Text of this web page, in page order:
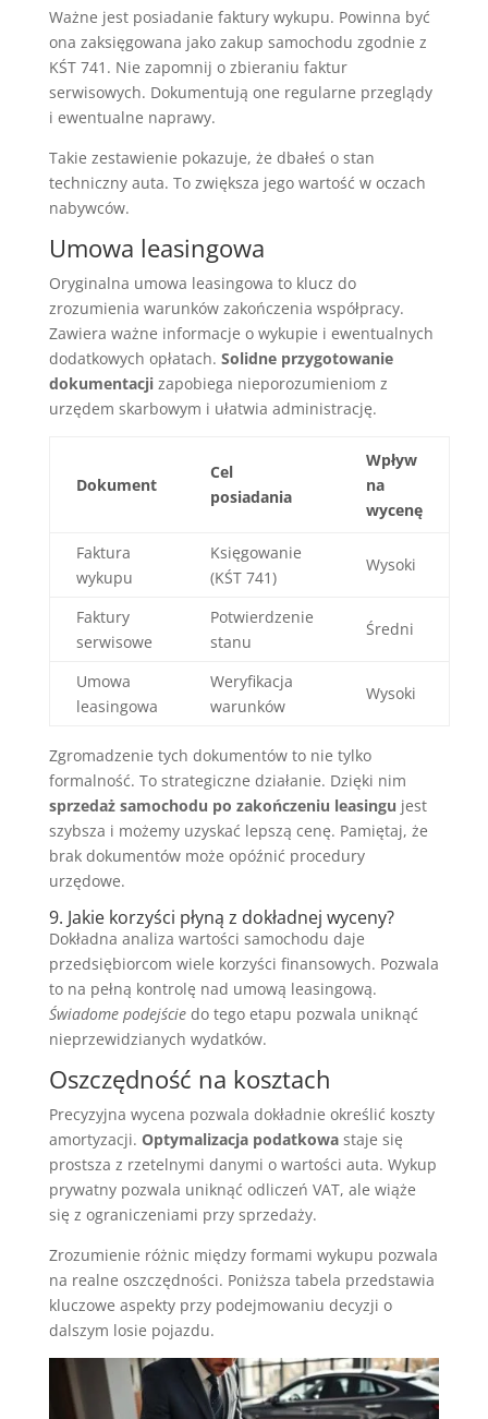
Ważne jest posiadanie faktury wykupu. Powinna być
ona zaksięgowana jako zakup samochodu zgodnie z
KŚT 741. Nie zapomnij o zbieraniu faktur
serwisowych. Dokumentują one regularne przeglądy
i ewentualne naprawy.
Takie zestawienie pokazuje, że dbałeś o stan
techniczny auta. To zwiększa jego wartość w oczach
nabywców.
Umowa leasingowa
Oryginalna umowa leasingowa to klucz do
zrozumienia warunków zakończenia współpracy.
Zawiera ważne informacje o wykupie i ewentualnych
dodatkowych opłatach. Solidne przygotowanie
dokumentacjizapobiega nieporozumieniom z
urzędem skarbowym i ułatwia administrację.
Dokument
Cel
posiadania
Wpływ
na
wycenę
Faktura
wykupu
Księgowanie
(KŚT 741)
Wysoki
Faktury
serwisowe
Potwierdzenie
stanu
Średni
Umowa
leasingowa
Weryfikacja
warunków
Wysoki
Zgromadzenie tych dokumentów to nie tylko
formalność. To strategiczne działanie. Dzięki nim
sprzedaż samochodu po zakończeniu leasingu jest
szybsza i możemy uzyskać lepszą cenę. Pamiętaj, że
brak dokumentów może opóźnić procedury
urzędowe.
9. Jakie korzyści płyną z dokładnej wyceny?
Dokładna analiza wartości samochodu daje
przedsiębiorcom wiele korzyści finansowych. Pozwala
to na pełną kontrolę nad umową leasingową.
Świadome podejściedo tego etapu pozwala uniknąć
nieprzewidzianych wydatków.
Oszczędność na kosztach
Precyzyjna wycena pozwala dokładnie określić koszty
amortyzacji. Optymalizacja podatkowastaje się
prostsza z rzetelnymi danymi o wartości auta. Wykup
prywatny pozwala uniknąć odliczeń VAT, ale wiąże
się z ograniczeniami przy sprzedaży.
Zrozumienie różnic między formami wykupu pozwala
na realne oszczędności. Poniższa tabela przedstawia
kluczowe aspekty przy podejmowaniu decyzji o
dalszym losie pojazdu.